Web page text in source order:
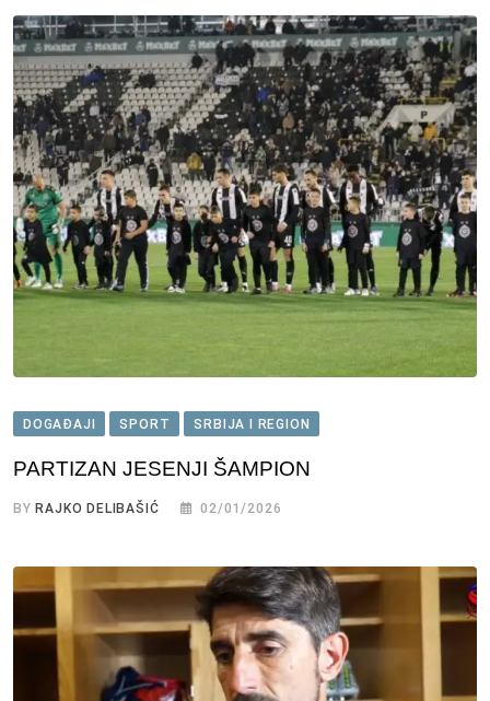
DOGAĐAJI SPORT SRBIJA I REGION
PARTIZAN JESENJI ŠAMPION
BY RAJKO DELIBAŠIĆ 02/01/2026